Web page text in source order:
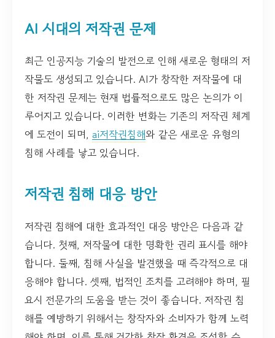
AI 시대의 저작권 문제
최근 인공지능 기술의 발전으로 인해 새로운 형태의 저
작물도 생성되고 있습니다. AI가 창작한 저작물에 대
한 저작권 문제는 현재 법률적으로도 많은 논의가 이
루어지고 있습니다. 이러한 변화는 기존의 저작권 체계
에 도전이 되며, ai저작권침해와 같은 새로운 유형의
침해 사례를 낳고 있습니다.
저작권 침해 대응 방안
저작권 침해에 대한 효과적인 대응 방안은 다음과 같
습니다. 첫째, 저작물에 대한 명확한 권리 표시를 해야
합니다. 둘째, 침해 사실을 발견했을 때 즉각적으로 대
응해야 합니다. 셋째, 법적인 조치를 고려해야 하며, 필
요시 전문가의 도움을 받는 것이 좋습니다. 저작권 침
해를 예방하기 위해서는 창작자와 소비자가 함께 노력